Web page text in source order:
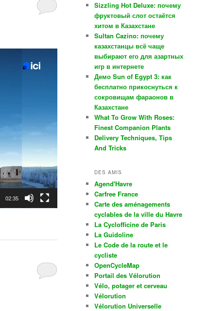
02:35
Sizzling Hot Deluxe: почему
фруктовый слот остаётся
хитом в Казахстане
Sultan Cazino: почему
казахстанцы всё чаще
выбирают его для азартных
игр в интернете
Демо Sun of Egypt 3: как
бесплатно прикоснуться к
сокровищам фараонов в
Казахстане
What To Grow With Roses:
Finest Companion Plants
Delivery Techniques, Tips
And Tricks
DES AMIS
Agend'Havre
Carfree France
Carte des aménagements
cyclables de la ville du Havre
La Cyclofficine de Paris
La Guidoline
Le Code de la route et le
cycliste
OpenCycleMap
Portail des Vélorution
Vélo, potager et cerveau
Vélorution
Vélorution Universelle